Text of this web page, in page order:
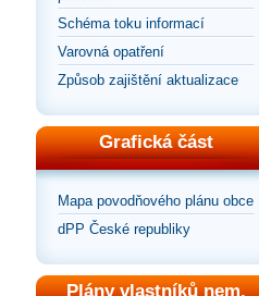
Schéma toku informací
Varovná opatření
Způsob zajištění aktualizace
Grafická část
Mapa povodňového plánu obce
dPP České republiky
Plány vlastníků nem.